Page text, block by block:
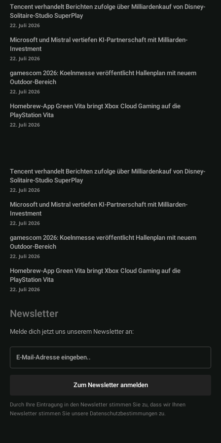
Tencent verhandelt Berichten zufolge über Milliardenkauf von Disney-
Solitaire-Studio SuperPlay
22. Juli 2026
Microsoft und Mistral vertiefen KI-Partnerschaft mit Milliarden-
Investment
22. Juli 2026
gamescom 2026: Koelnmesse veröffentlicht Hallenplan mit neuem
Outdoor-Bereich
22. Juli 2026
Homebrew-App Green Vita bringt Xbox Cloud Gaming auf die
PlayStation Vita
22. Juli 2026
Tencent verhandelt Berichten zufolge über Milliardenkauf von Disney-
Solitaire-Studio SuperPlay
22. Juli 2026
Microsoft und Mistral vertiefen KI-Partnerschaft mit Milliarden-
Investment
22. Juli 2026
gamescom 2026: Koelnmesse veröffentlicht Hallenplan mit neuem
Outdoor-Bereich
22. Juli 2026
Homebrew-App Green Vita bringt Xbox Cloud Gaming auf die
PlayStation Vita
22. Juli 2026
Newsletter
Melde dich jetzt uns unserem Newsletter an:
Zum Newsletter anmelden
Durch Ihre Eintragung in den Newsletter stimmen Sie zu, dass wir Ihnen
Newsletter stimmen Sie unsere Datenschutzbestimmungen zu.